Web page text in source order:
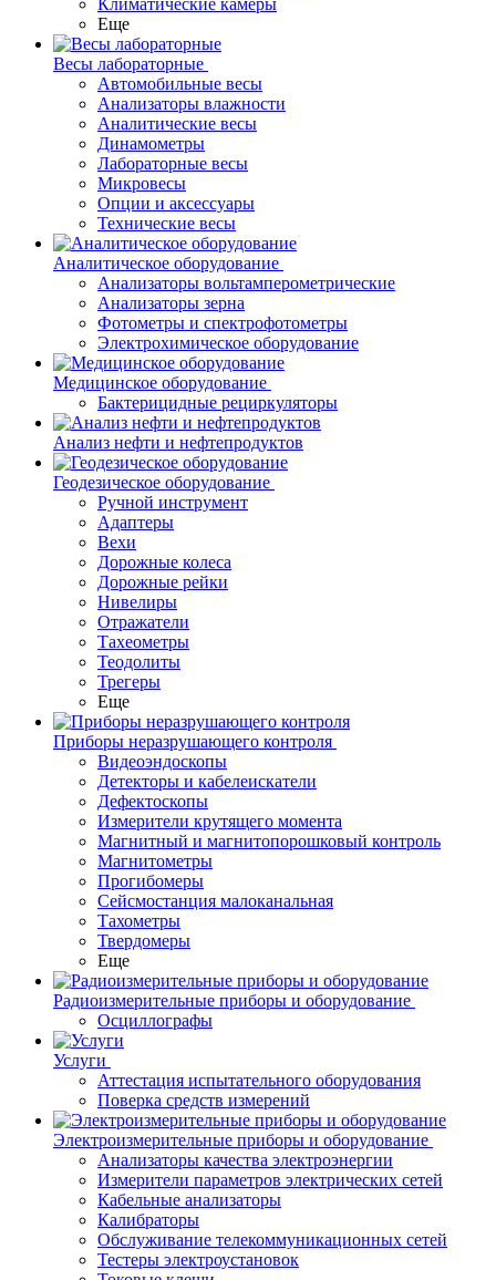
Климатические камеры
Еще
Весы лабораторные
Автомобильные весы
Анализаторы влажности
Аналитические весы
Динамометры
Лабораторные весы
Микровесы
Опции и аксессуары
Технические весы
Аналитическое оборудование
Анализаторы вольтамперометрические
Анализаторы зерна
Фотометры и спектрофотометры
Электрохимическое оборудование
Медицинское оборудование
Бактерицидные рециркуляторы
Анализ нефти и нефтепродуктов
Геодезическое оборудование
Ручной инструмент
Адаптеры
Вехи
Дорожные колеса
Дорожные рейки
Нивелиры
Отражатели
Тахеометры
Теодолиты
Трегеры
Еще
Приборы неразрушающего контроля
Видеоэндоскопы
Детекторы и кабелеискатели
Дефектоскопы
Измерители крутящего момента
Магнитный и магнитопорошковый контроль
Магнитометры
Прогибомеры
Сейсмостанция малоканальная
Тахометры
Твердомеры
Еще
Радиоизмерительные приборы и оборудование
Осциллографы
Услуги
Аттестация испытательного оборудования
Поверка средств измерений
Электроизмерительные приборы и оборудование
Анализаторы качества электроэнергии
Измерители параметров электрических сетей
Кабельные анализаторы
Калибраторы
Обслуживание телекоммуникационных сетей
Тестеры электроустановок